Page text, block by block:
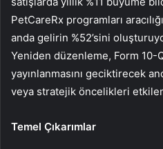
PetCareRx programları
anda gelirin %52’sini
Yeniden düzenleme, Form 10-
yayınlanmasını geciktirecek
veya stratejik öncelikleri
Temel Çıkarımlar